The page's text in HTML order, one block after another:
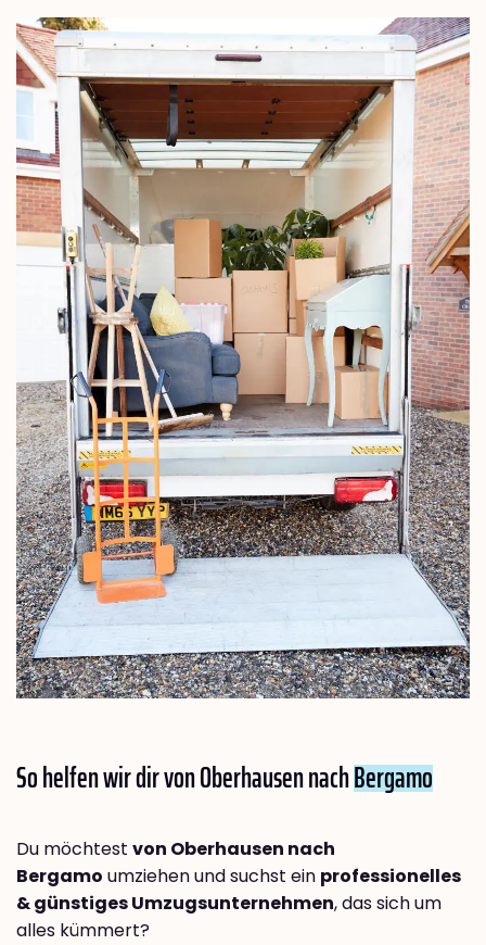
So helfen wir dir von Oberhausen nachBergamo
Du möchtest von Oberhausen nach
Bergamo umziehen und suchst ein professionelles
& günstiges Umzugsunternehmen, das sich um
alles kümmert?